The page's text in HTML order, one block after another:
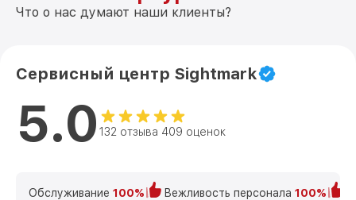
Что о нас думают наши клиенты?
Сервисный центр Sightmark
5.0 132 отзыва 409 оценок
Обслуживание 100% Вежливость персонала 100%